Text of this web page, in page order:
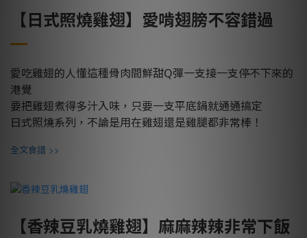
【日式照燒雞翅】愛啃翅膀不容錯過
愛吃雞翅的人懂這種骨肉間鮮甜Q彈一支接一支停不下來的
港覺
要把雞翅煮得多汁入味，只要一支平底鍋就通通搞定
日式照燒系列，不論是用在雞翅還是雞腿都非常棒！
全文食譜 >>
【香辣豆乳燒雞翅】麻麻辣辣非常下飯